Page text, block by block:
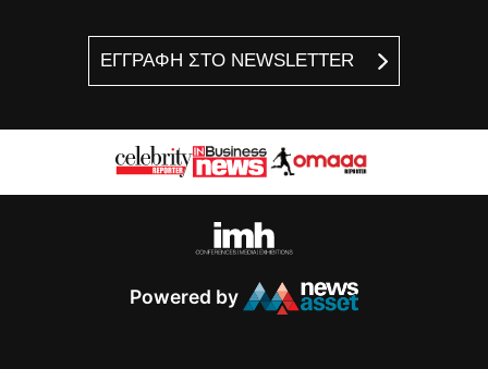
ΕΓΓΡΑΦΗ ΣΤΟ NEWSLETTER
Powered by